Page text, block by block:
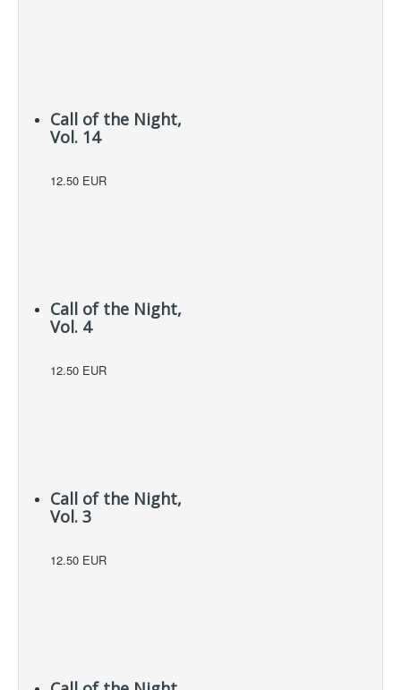
Call of the Night,
Vol. 14
12.50 EUR
Call of the Night,
Vol. 4
12.50 EUR
Call of the Night,
Vol. 3
12.50 EUR